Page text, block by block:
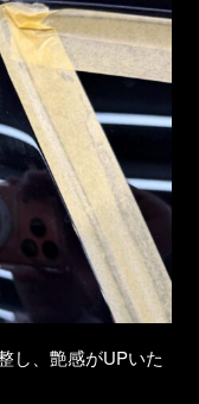
し、艶感がUPいた